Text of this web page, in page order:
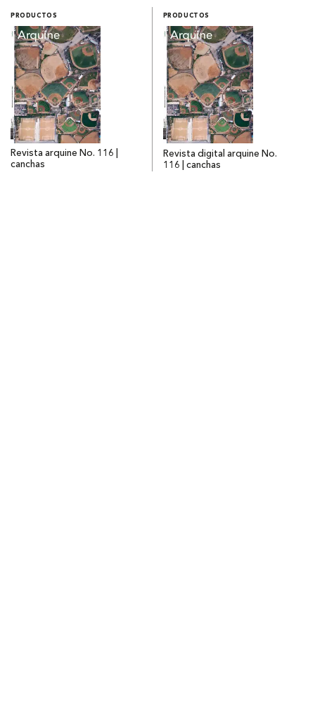
PRODUCTOS
Revista arquine No. 116 |
canchas
PRODUCTOS
Revista digital arquine No.
116 | canchas